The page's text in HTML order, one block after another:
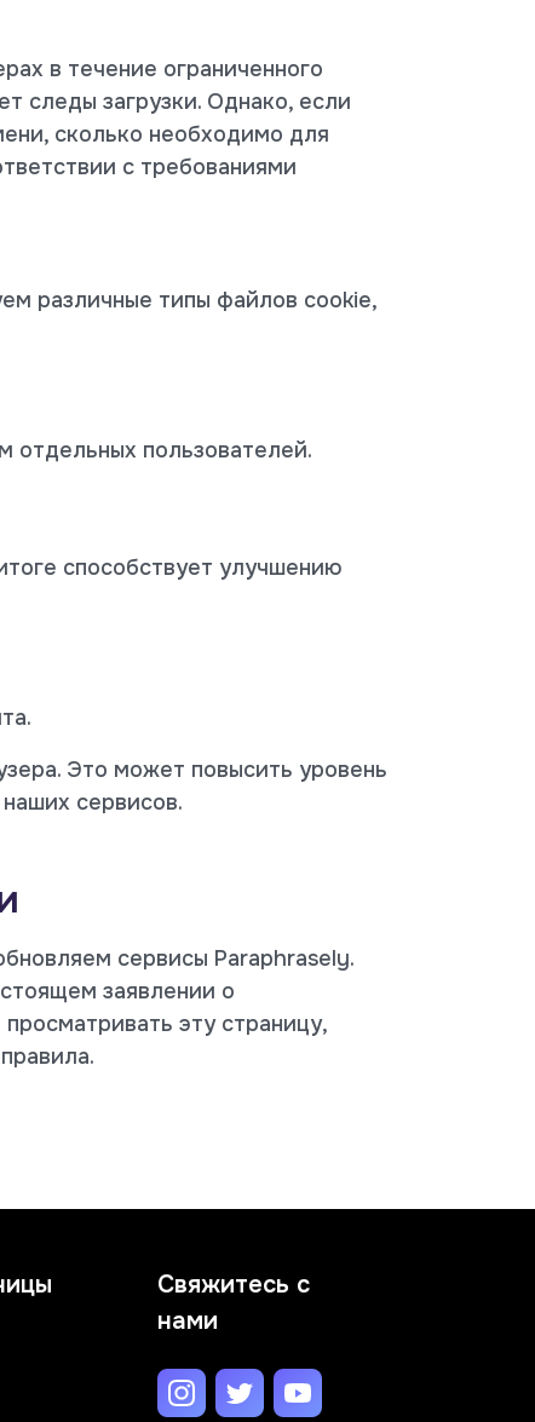
в течение ограниченного
следы загрузки. Однако, если
сколько необходимо для
с требованиями
различные типы файлов cookie,
отдельных пользователей.
способствует улучшению
Это может повысить уровень
сервисов.
сервисы Paraphrasely.
заявлении о
эту страницу,
Свяжитесь с
нами